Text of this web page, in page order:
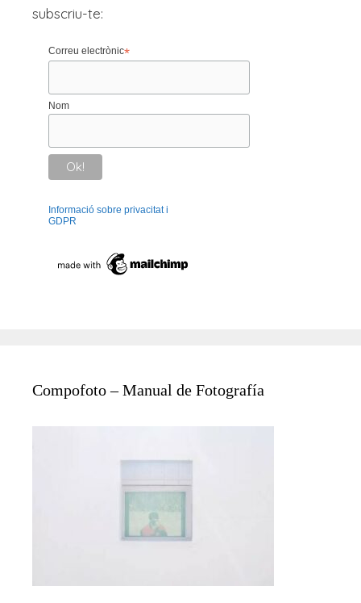
subscriu-te:
Correu electrònic*
Nom
Informació sobre privacitat i
GDPR
Compofoto – Manual de Fotografía